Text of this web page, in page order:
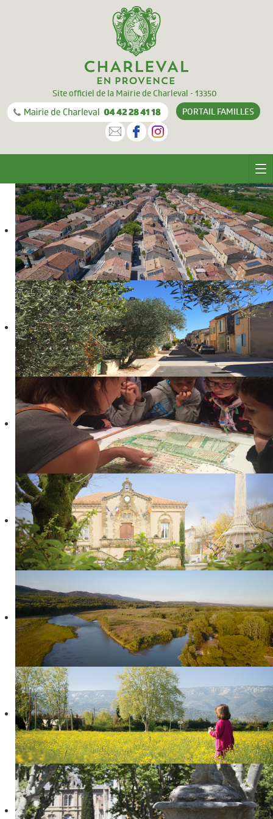
Site officiel de la Mairie de Charleval - 13350
PORTAIL FAMILLES
CHARLEVAL
Le village
Equipements
Documentation
Infos pratiques
CONSEIL MUNICIPAL
Maire Adjoints Conseillers
Les derniers P.V
Les Grands Travaux
VIE SOCIALE ET EMPLOI
CCAS
Logement
informations Emploi
URBANISME
Les permanences
Le PLU
VIE ÉCONOMIQUE
Entreprendre
Marchés Publics
ÉDUCATION ET JEUNESSE
Petite enfance
Vie scolaire
Jeunesse
LOISIRS ET CULTURE